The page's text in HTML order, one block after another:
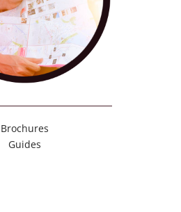
Brochures
Guides